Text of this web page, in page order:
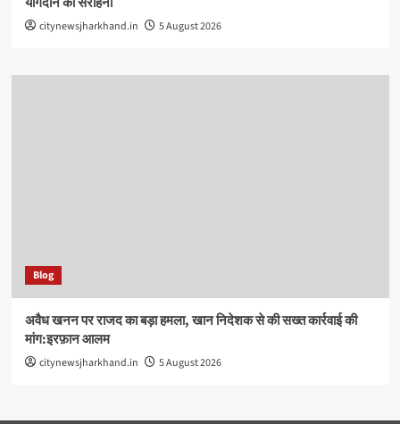
citynewsjharkhand.in 5 August 2026
Blog
अवैध खनन पर राजद का बड़ा हमला, खान निदेशक से की सख्त कार्रवाई की
मांग:इरफ़ान आलम
citynewsjharkhand.in 5 August 2026